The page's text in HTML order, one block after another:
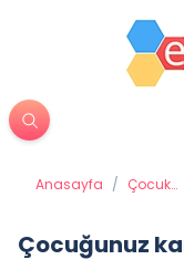
Anasayfa / Çocuk
Çocuğunuz